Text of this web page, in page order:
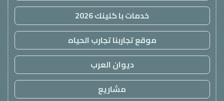
خدمات با كلينك 2026
موقع تجاربنا تجارب الحياه
ديوان العرب
مشاريع